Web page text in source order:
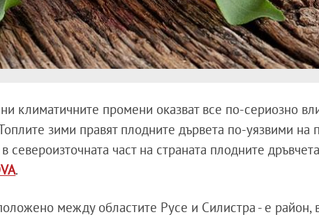
климатичните промени оказват все по-сериозно
зими правят плодните дървета по-уязвими на
североизточната част на страната плодните
.
между областите Русе и Силистра - е район,